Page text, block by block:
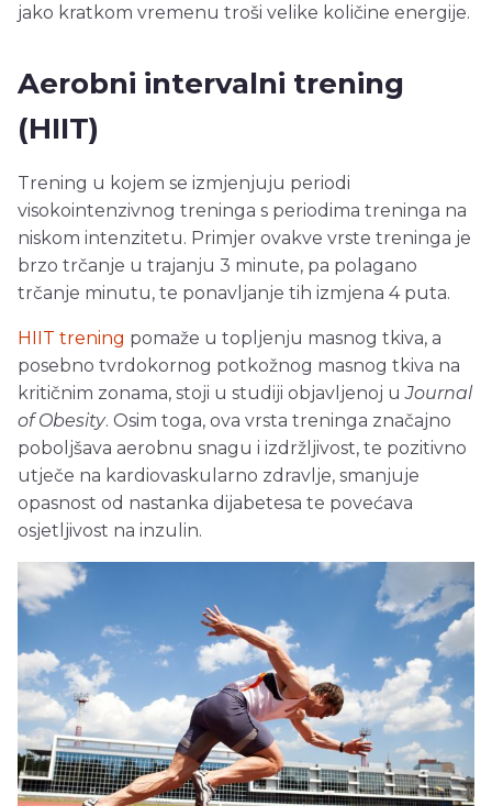
jako kratkom vremenu troši velike količine energije.
Aerobni intervalni trening
(HIIT)
Trening u kojem se izmjenjuju periodi
visokointenzivnog treninga s periodima treninga na
niskom intenzitetu. Primjer ovakve vrste treninga je
brzo trčanje u trajanju 3 minute, pa polagano
trčanje minutu, te ponavljanje tih izmjena 4 puta.
HIIT trening pomaže u topljenju masnog tkiva, a
posebno tvrdokornog potkožnog masnog tkiva na
kritičnim zonama, stoji u studiji objavljenoj uJournal
of Obesity. Osim toga, ova vrsta treninga značajno
poboljšava aerobnu snagu i izdržljivost, te pozitivno
utječe na kardiovaskularno zdravlje, smanjuje
opasnost od nastanka dijabetesa te povećava
osjetljivost na inzulin.